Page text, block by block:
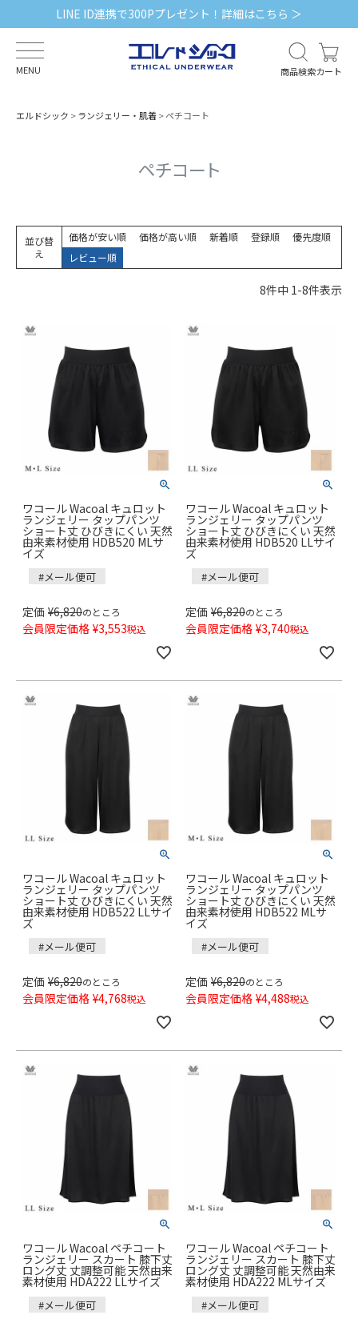
LINE ID連携で300Pプレゼント！詳細はこちら ＞
MENU 商品検索カート
エルドシック ランジェリー・肌着 ペチコート
ペチコート
並び替
え
価格が安い順 価格が高い順 新着順 登録順
優先度順
レビュー順
8件中 1-8件表示
ワコール Wacoal キュロット
ランジェリー タップパンツ
ショート丈 ひびきにくい 天然
由来素材使用 HDB520 MLサ
イズ
#メール便可
定価 ¥6,820のところ
会員限定価格 ¥3,553税込
ワコール Wacoal キュロット
ランジェリー タップパンツ
ショート丈 ひびきにくい 天然
由来素材使用 HDB520 LLサイ
ズ
#メール便可
定価 ¥6,820のところ
会員限定価格 ¥3,740税込
ワコール Wacoal キュロット
ランジェリー タップパンツ
ショート丈 ひびきにくい 天然
由来素材使用 HDB522 LLサイ
ズ
#メール便可
定価 ¥6,820のところ
会員限定価格 ¥4,768税込
ワコール Wacoal キュロット
ランジェリー タップパンツ
ショート丈 ひびきにくい 天然
由来素材使用 HDB522 MLサ
イズ
#メール便可
定価 ¥6,820のところ
会員限定価格 ¥4,488税込
ワコール Wacoal ペチコート
ランジェリー スカート 膝下丈
ロング丈 丈調整可能 天然由来
素材使用 HDA222 LLサイズ
#メール便可
ワコール Wacoal ペチコート
ランジェリー スカート 膝下丈
ロング丈 丈調整可能 天然由来
素材使用 HDA222 MLサイズ
#メール便可